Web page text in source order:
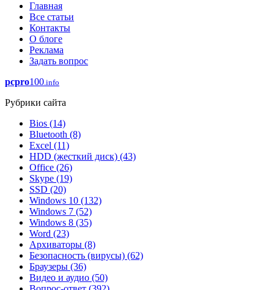
Главная
Все статьи
Контакты
О блоге
Реклама
Задать вопрос
pcpro100.info
Рубрики сайта
Bios (14)
Bluetooth (8)
Excel (11)
HDD (жесткий диск) (43)
Office (26)
Skype (19)
SSD (20)
Windows 10 (132)
Windows 7 (52)
Windows 8 (35)
Word (23)
Архиваторы (8)
Безопасность (вирусы) (62)
Браузеры (36)
Видео и аудио (50)